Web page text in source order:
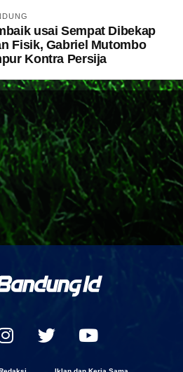
usai Sempat Dibekap
Fisik, Gabriel Mutombo
Kontra Persija